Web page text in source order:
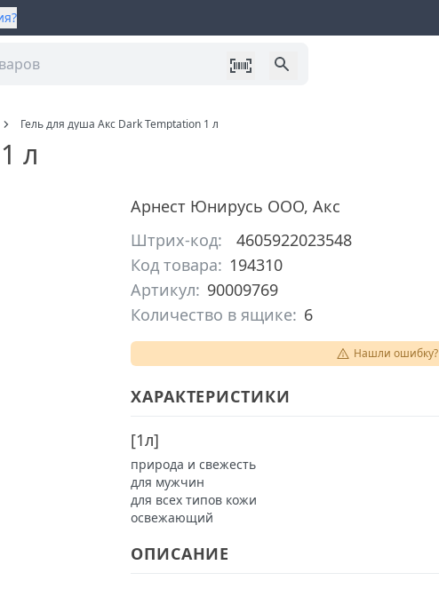
Гель для душа Акс Dark Temptation 1 л
л
Арнест Юнирусь ООО, Акс
Штрих-код:
4605922023548
Код товара: 194310
Артикул: 90009769
Количество в ящике: 6
Нашли ошибку?
ХАРАКТЕРИСТИКИ
[1л]
природа и свежесть
для мужчин
для всех типов кожи
освежающий
ОПИСАНИЕ